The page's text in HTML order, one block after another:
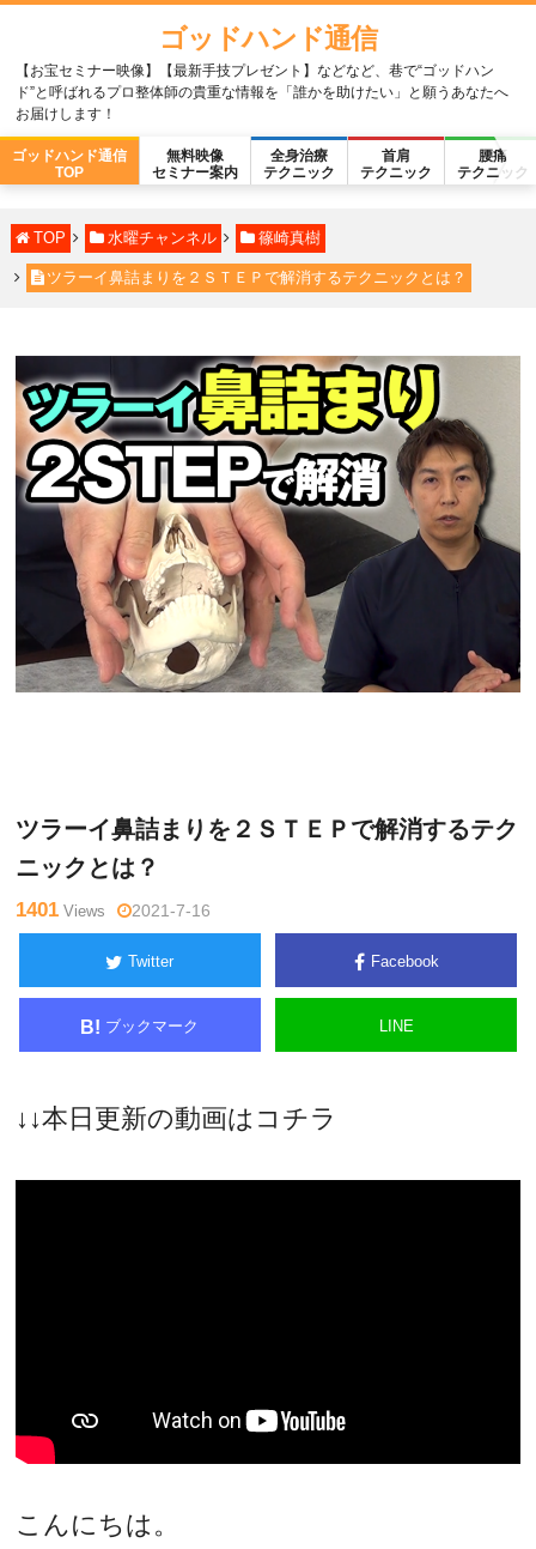
ゴッドハンド通信
【お宝セミナー映像】【最新手技プレゼント】などなど、巷で“ゴッドハン
ド”と呼ばれるプロ整体師の貴重な情報を「誰かを助けたい」と願うあなたへ
お届けします！
ゴッドハンド通信
TOP
無料映像
セミナー案内
全身治療
テクニック
首肩
テクニック
腰痛
テクニック
TOP 水曜チャンネル 篠崎真樹
ツラーイ鼻詰まりを２ＳＴＥＰで解消するテクニックとは？
ツラーイ鼻詰まりを２ＳＴＥＰで解消するテク
ニックとは？
1401 Views 2021-7-16
Twitter Facebook
B! ブックマーク LINE
↓↓本日更新の動画はコチラ
こんにちは。